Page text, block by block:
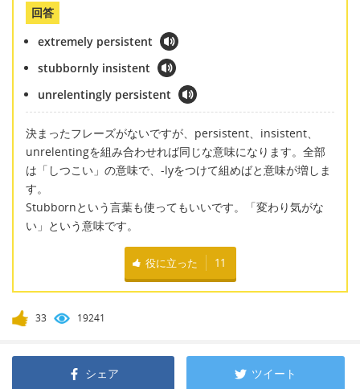
回答
extremely persistent
stubbornly insistent
unrelentingly persistent
決まったフレーズがないですが、persistent、insistent、
unrelentingを組み合わせれば同じな意味になります。全部
は「しつこい」の意味で、-lyをつけて組めばと意味が増しま
す。
Stubbornという言葉も使ってもいいです。「変わり気がな
い」という意味です。
役に立った 11
33 19241
シェア ツイート